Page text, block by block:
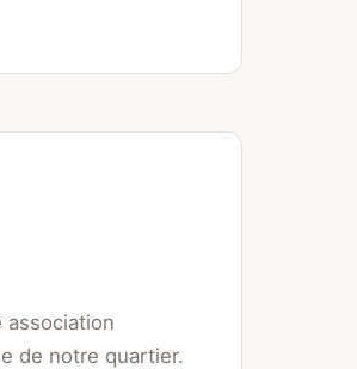
association
de notre quartier.